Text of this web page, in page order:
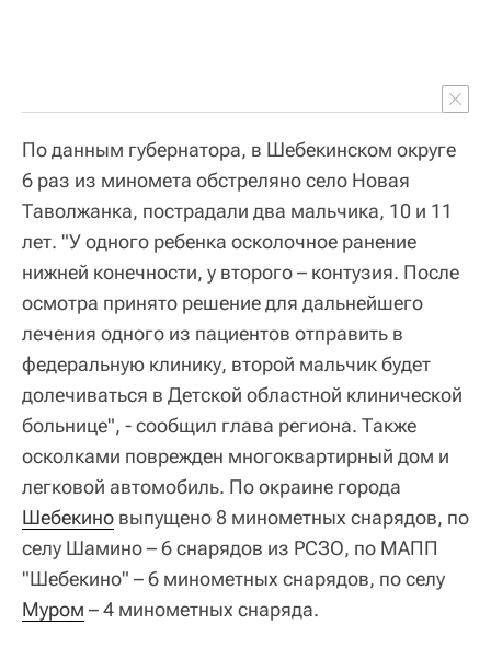
По данным губернатора, в Шебекинском округе
6 раз из миномета обстреляно село Новая
Таволжанка, пострадали два мальчика, 10 и 11
лет. "У одного ребенка осколочное ранение
нижней конечности, у второго – контузия. После
осмотра принято решение для дальнейшего
лечения одного из пациентов отправить в
федеральную клинику, второй мальчик будет
долечиваться в Детской областной клинической
больнице", - сообщил глава региона. Также
осколками поврежден многоквартирный дом и
легковой автомобиль. По окраине города
Шебекино выпущено 8 минометных снарядов, по
селу Шамино – 6 снарядов из РСЗО, по МАПП
"Шебекино" – 6 минометных снарядов, по селу
Муром – 4 минометных снаряда.